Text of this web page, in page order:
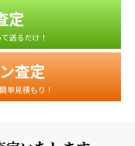
定
送るだけ！
査定
単見積もり！